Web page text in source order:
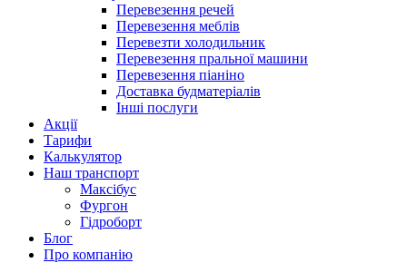
Перевезення речей
Перевезення меблів
Перевезти холодильник
Перевезення пральної машини
Перевезення піаніно
Доставка будматеріалів
Інші послуги
Акції
Тарифи
Калькулятор
Наш транспорт
Максібус
Фургон
Гідроборт
Блог
Про компанію